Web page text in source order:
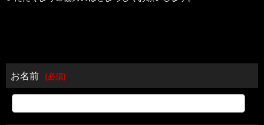
お名前 [必須]